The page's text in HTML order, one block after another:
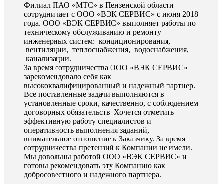
Филиал ПАО «МТС» в Пензенской области
сотрудничает с ООО «ВЭК СЕРВИС» с июня 2018
года. ООО «ВЭК СЕРВИС» выполняет работы по
техническому обслуживанию и ремонту
инженерных систем: кондиционирования,
вентиляции, теплоснабжения, водоснабжения,
канализации.
За время сотрудничества ООО «ВЭК СЕРВИС»
зарекомендовало себя как
высококвалифицированный и надежный партнер.
Все поставленные задачи выполняются в
установленные сроки, качественно, с соблюдением
договорных обязательств. Хочется отметить
эффективную работу специалистов и
оперативность выполнения заданий,
внимательное отношение к Заказчику. За время
сотрудничества претензий к Компании не имели.
Мы довольны работой ООО «ВЭК СЕРВИС» и
готовы рекомендовать эту Компанию как
добросовестного и надежного партнера.